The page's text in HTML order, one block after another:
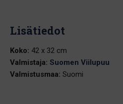
Lisätiedot
Koko: 42 x 32 cm
Valmistaja: Suomen Viilupuu
Valmistusmaa: Suomi